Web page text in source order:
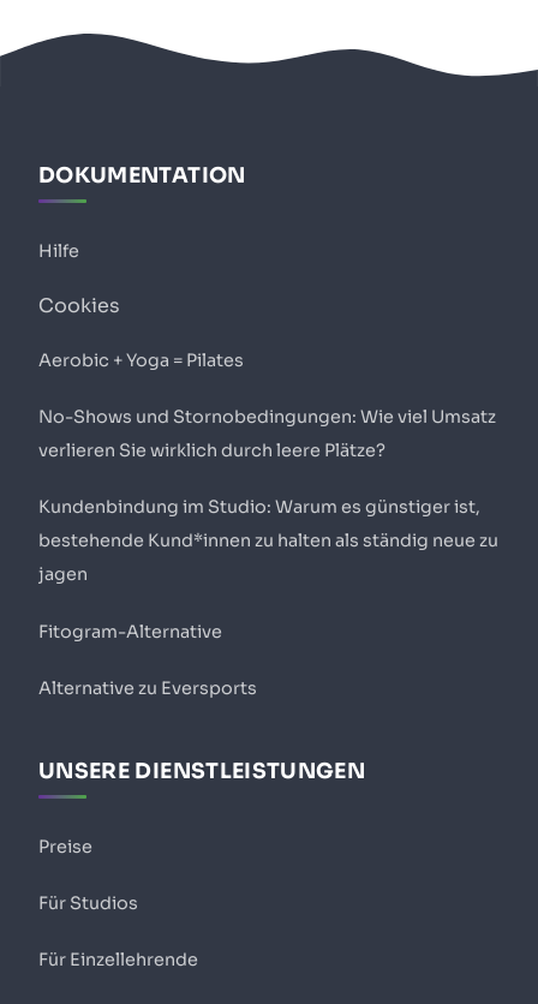
DOKUMENTATION
Hilfe
Cookies
Aerobic + Yoga = Pilates
No-Shows und Stornobedingungen: Wie viel Umsatz
verlieren Sie wirklich durch leere Plätze?
Kundenbindung im Studio: Warum es günstiger ist,
bestehende Kund*innen zu halten als ständig neue zu
jagen
Fitogram-Alternative
Alternative zu Eversports
UNSERE DIENSTLEISTUNGEN
Preise
Für Studios
Für Einzellehrende